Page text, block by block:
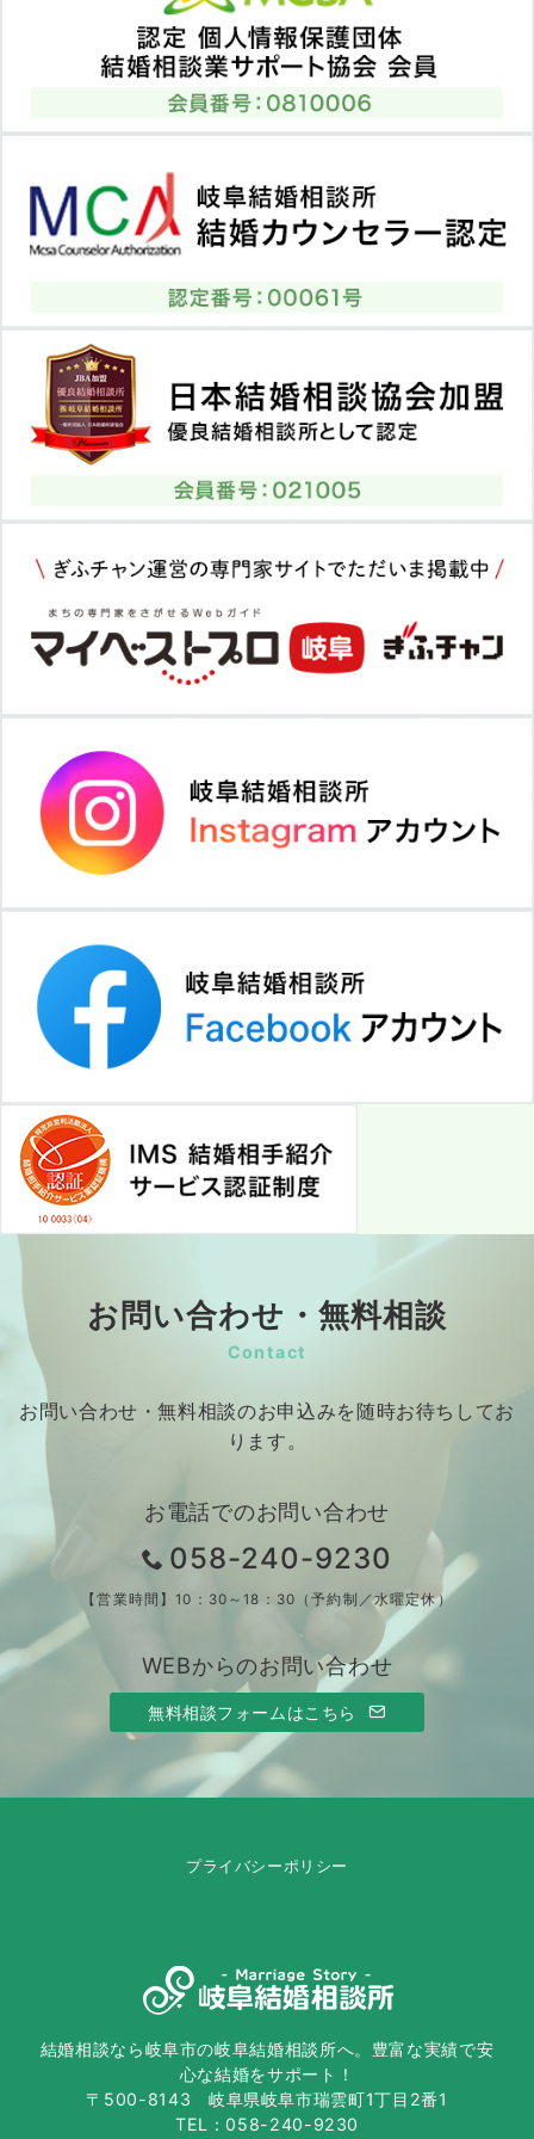
お問い合わせ・無料相談
Contact
お問い合わせ・無料相談のお申込みを随時お待ちしてお
ります。
お電話でのお問い合わせ
058-240-9230
【営業時間】10：30～18：30（予約制／水曜定休）
WEBからのお問い合わせ
無料相談フォームはこちら
プライバシーポリシー
結婚相談なら岐阜市の岐阜結婚相談所へ。豊富な実績で安
心な結婚をサポート！
〒500-8143 岐阜県岐阜市瑞雲町1丁目2番1
TEL：058-240-9230